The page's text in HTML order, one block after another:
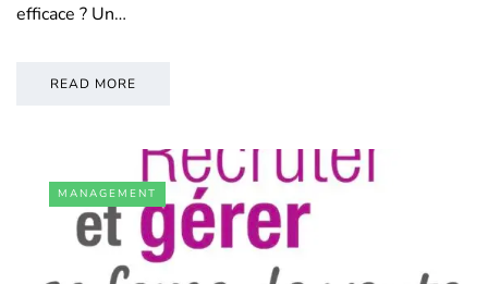
efficace ? Un…
READ MORE
MANAGEMENT